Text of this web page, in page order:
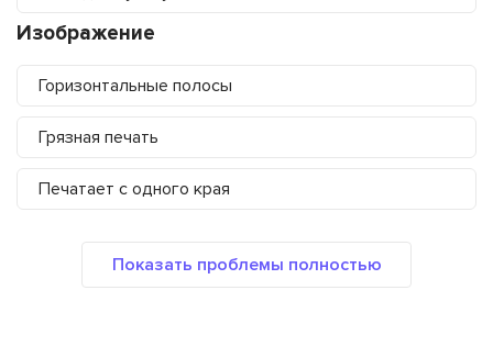
Изображение
Горизонтальные полосы
Грязная печать
Печатает с одного края